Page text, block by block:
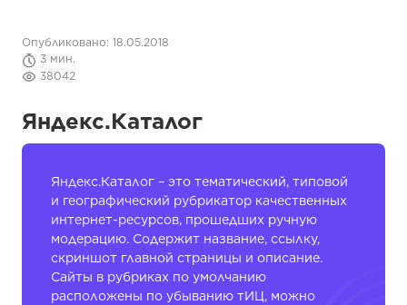
Яндекс.Каталог
Опубликовано: 18.05.2018
3 мин.
38042
Яндекс.Каталог – это тематический, типовой
и географический рубрикатор качественных
интернет-ресурсов, прошедших ручную
модерацию. Содержит название, ссылку,
скриншот главной страницы и описание.
Сайты в рубриках по умолчанию
расположены по убыванию тИЦ, можно